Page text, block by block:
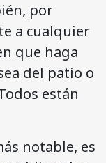
por
a cualquier
que haga
del patio o
están
notable, es